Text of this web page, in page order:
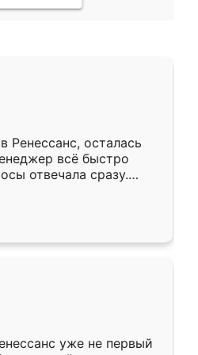
Ренессанс, осталась
всё быстро
отвечала сразу.
субботу, подошёл к
Собрали
аккуратно, даже
уже не первый